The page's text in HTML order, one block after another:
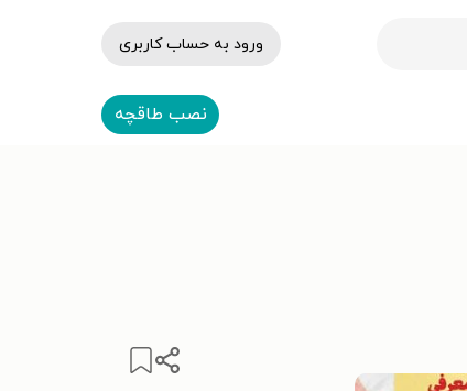
ورود به حساب کاربری
نصب طاقچه